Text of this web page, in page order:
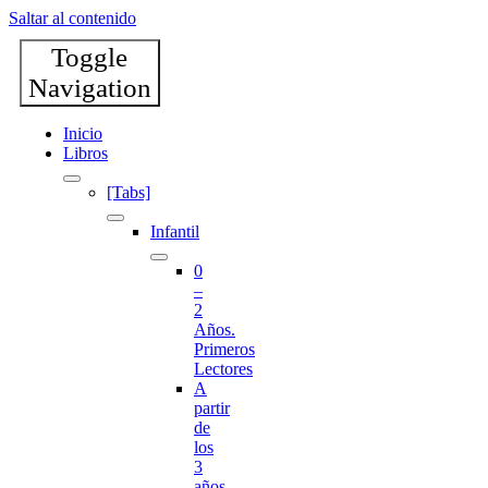
Saltar al contenido
Toggle
Navigation
Inicio
Libros
[Tabs]
Infantil
0
–
2
Años.
Primeros
Lectores
A
partir
de
los
3